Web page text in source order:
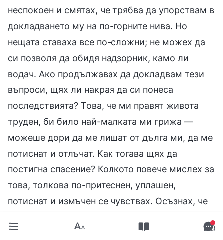
неспокоен и смятах, че трябва да упорствам в
докладването му на по-горните нива. Но
нещата ставаха все по-сложни; не можех да
си позволя да обидя надзорник, камо ли
водач. Ако продължавах да докладвам тези
въпроси, щях ли накрая да си понеса
последствията? Това, че ми правят живота
труден, би било най-малката ми грижа —
можеше дори да ме лишат от дълга ми, да ме
потиснат и отлъчат. Как тогава щях да
постигна спасение? Колкото повече мислех за
това, толкова по-притеснен, уплашен,
потиснат и измъчен се чувствах. Осъзнах, че
помолих на Бог да ме води в практикуването